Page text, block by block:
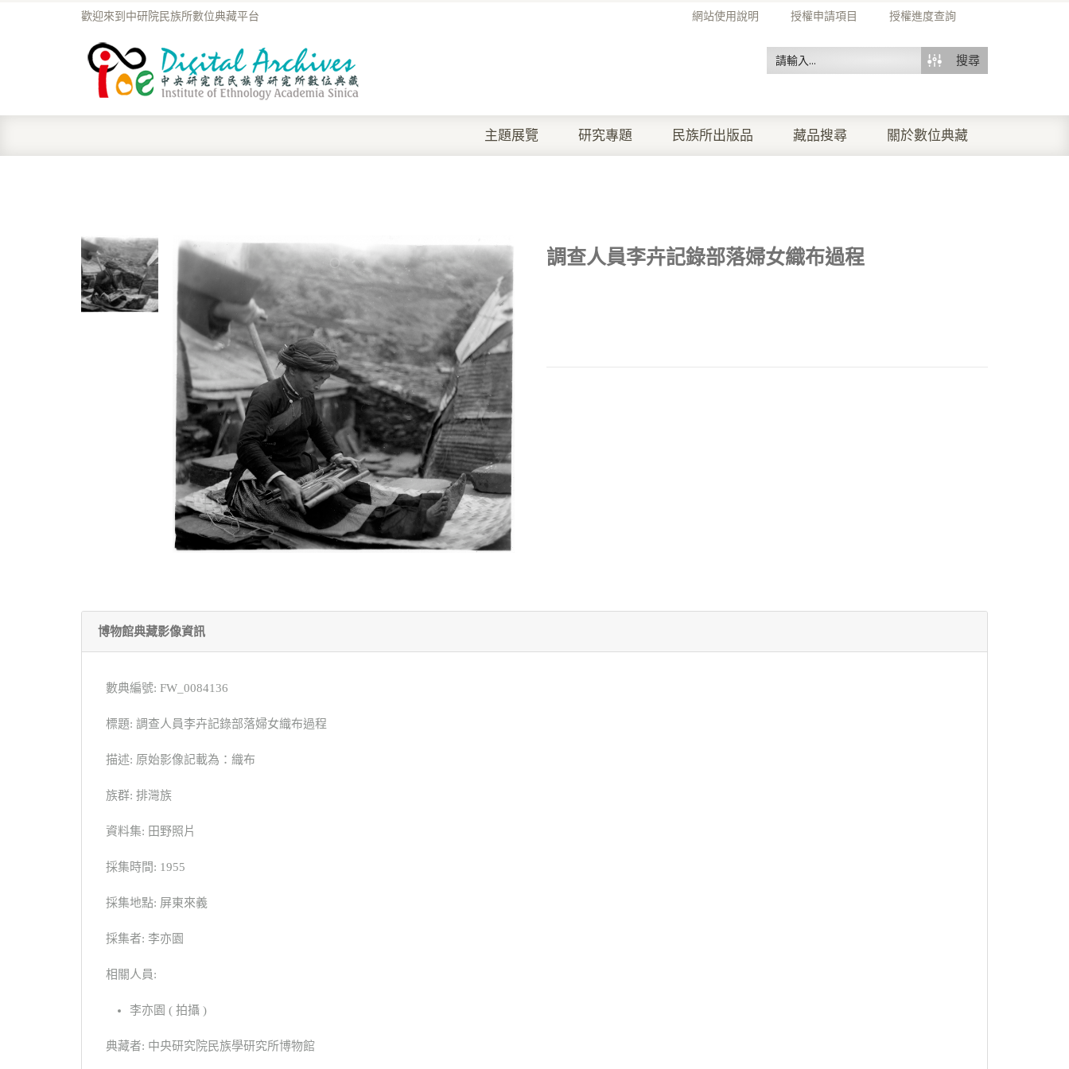
網站使用說明 授權申請項目 授權進度查詢
歡迎來到中研院民族所數位典藏平台
搜尋
主題展覽 研究專題 民族所出版品 藏品搜尋 關於數位典藏
調查人員李卉記錄部落婦女織布過程
博物館典藏影像資訊
數典編號: FW_0084136
標題: 調查人員李卉記錄部落婦女織布過程
描述: 原始影像記載為：織布
族群: 排灣族
資料集: 田野照片
採集時間: 1955
採集地點: 屏東來義
採集者: 李亦園
相關人員:
李亦園 ( 拍攝 )
典藏者: 中央研究院民族學研究所博物館